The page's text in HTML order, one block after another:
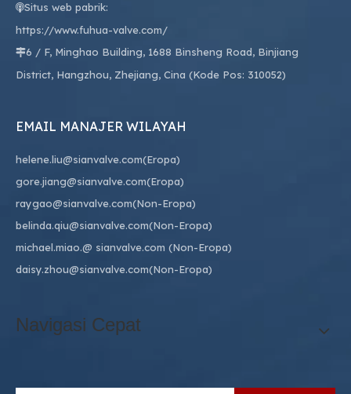
Situs web pabrik:
https://www.fuhua-valve.com/
6 / F, Minghao Building, 1688 Binsheng Road, Binjiang
District, Hangzhou, Zhejiang, Cina (Kode Pos: 310052)
EMAIL MANAJER WILAYAH
helene.liu@sianvalve.com(Eropa)
gore.jiang@sianvalve.com(Eropa)
raygao@sianvalve.com(Non-Eropa)
belinda.qiu@sianvalve.com(Non-Eropa)
michael.miao.@ sianvalve.com (Non-Eropa)
daisy.zhou@sianvalve.com(Non-Eropa)
Navigasi Cepat